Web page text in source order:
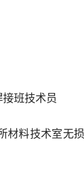
班技术员
材料技术室无损